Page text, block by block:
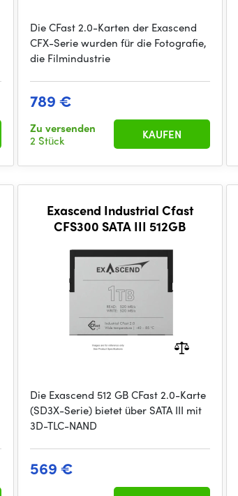
Die CFast 2.0-Karten der Exascend
CFX-Serie wurden für die Fotografie,
die Filmindustrie
789 €
Zu versenden
2 Stück
KAUFEN
Exascend Industrial Cfast
CFS300 SATA III 512GB
Die Exascend 512 GB CFast 2.0-Karte
(SD3X-Serie) bietet über SATA III mit
3D-TLC-NAND
569 €